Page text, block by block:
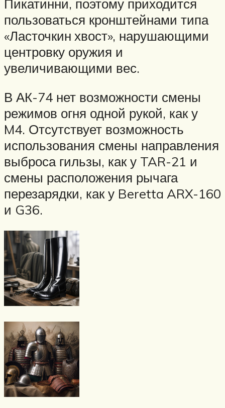
Пикатинни, поэтому приходится
пользоваться кронштейнами типа
«Ласточкин хвост», нарушающими
центровку оружия и
увеличивающими вес.
В АК-74 нет возможности смены
режимов огня одной рукой, как у
M4. Отсутствует возможность
использования смены направления
выброса гильзы, как у TAR-21 и
смены расположения рычага
перезарядки, как у Beretta ARX-160
и G36.